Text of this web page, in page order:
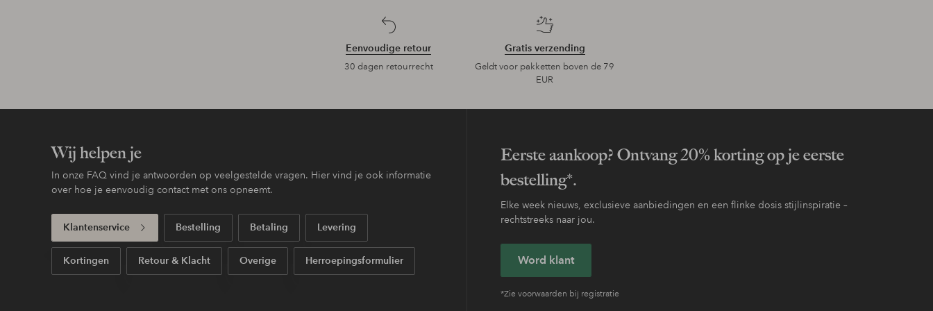
Eenvoudige retour
30 dagen retourrecht
Gratis verzending
Geldt voor pakketten boven de 79
EUR
Wij helpen je
In onze FAQ vind je antwoorden op veelgestelde vragen. Hier vind je ook informatie
over hoe je eenvoudig contact met ons opneemt.
Klantenservice Bestelling Betaling Levering
Kortingen Retour & Klacht Overige Herroepingsformulier
Eerste aankoop? Ontvang 20% korting op je eerste
bestelling*.
Elke week nieuws, exclusieve aanbiedingen en een flinke dosis stijlinspiratie –
rechtstreeks naar jou.
Word klant
*Zie voorwaarden bij registratie